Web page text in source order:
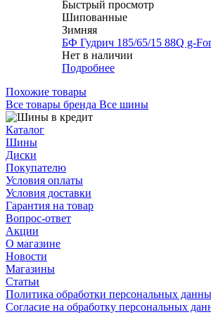
Быстрый просмотр
Шипованные
Зимняя
БФ Гудрич 185/65/15 88Q g-
Нет в наличии
Подробнее
Похожие товары
Все товары бренда Все шины
Каталог
Шины
Диски
Покупателю
Условия оплаты
Условия доставки
Гарантия на товар
Вопрос-ответ
Акции
О магазине
Новости
Магазины
Статьи
Политика обработки персональных
Согласие на обработку персональных